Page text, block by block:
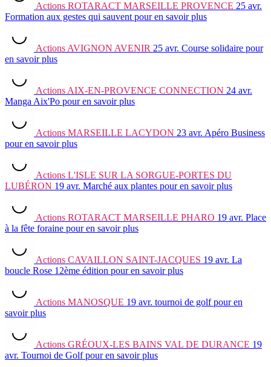
Actions ROTARACT MARSEILLE PROVENCE 25 avr.
Formation aux gestes qui sauvent pour en savoir plus
Actions AVIGNON AVENIR 25 avr. Course solidaire pour
en savoir plus
Actions AIX-EN-PROVENCE CONNECTION 24 avr.
Manga Aix'Po pour en savoir plus
Actions MARSEILLE LACYDON 23 avr. Apéro Business
pour en savoir plus
Actions L'ISLE SUR LA SORGUE-PORTES DU
LUBÉRON 19 avr. Marché aux plantes pour en savoir plus
Actions ROTARACT MARSEILLE PHARO 19 avr. Place
à la fête foraine pour en savoir plus
Actions CAVAILLON SAINT-JACQUES 19 avr. La
boucle Rose 12ème édition pour en savoir plus
Actions MANOSQUE 19 avr. tournoi de golf pour en
savoir plus
Actions GRÉOUX-LES BAINS VAL DE DURANCE 19
avr. Tournoi de Golf pour en savoir plus